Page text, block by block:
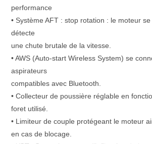
performance
• Système AFT : stop rotation : le moteur
détecte
une chute brutale de la vitesse.
• AWS (Auto-start Wireless System) se
aspirateurs
compatibles avec Bluetooth.
• Collecteur de poussière réglable en
foret utilisé.
• Limiteur de couple protégeant le moteur
en cas de blocage.